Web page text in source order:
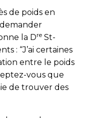
de poids en
la Dre St-
: “J’ai certaines
entre le poids
vous que
de trouver des